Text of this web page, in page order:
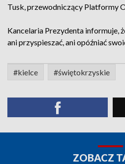
Tusk, przewodniczący Platformy
Kancelaria Prezydenta informuje,
ani przyspieszać, ani opóźniać
#kielce #świętokrzyskie
ZOBACZ